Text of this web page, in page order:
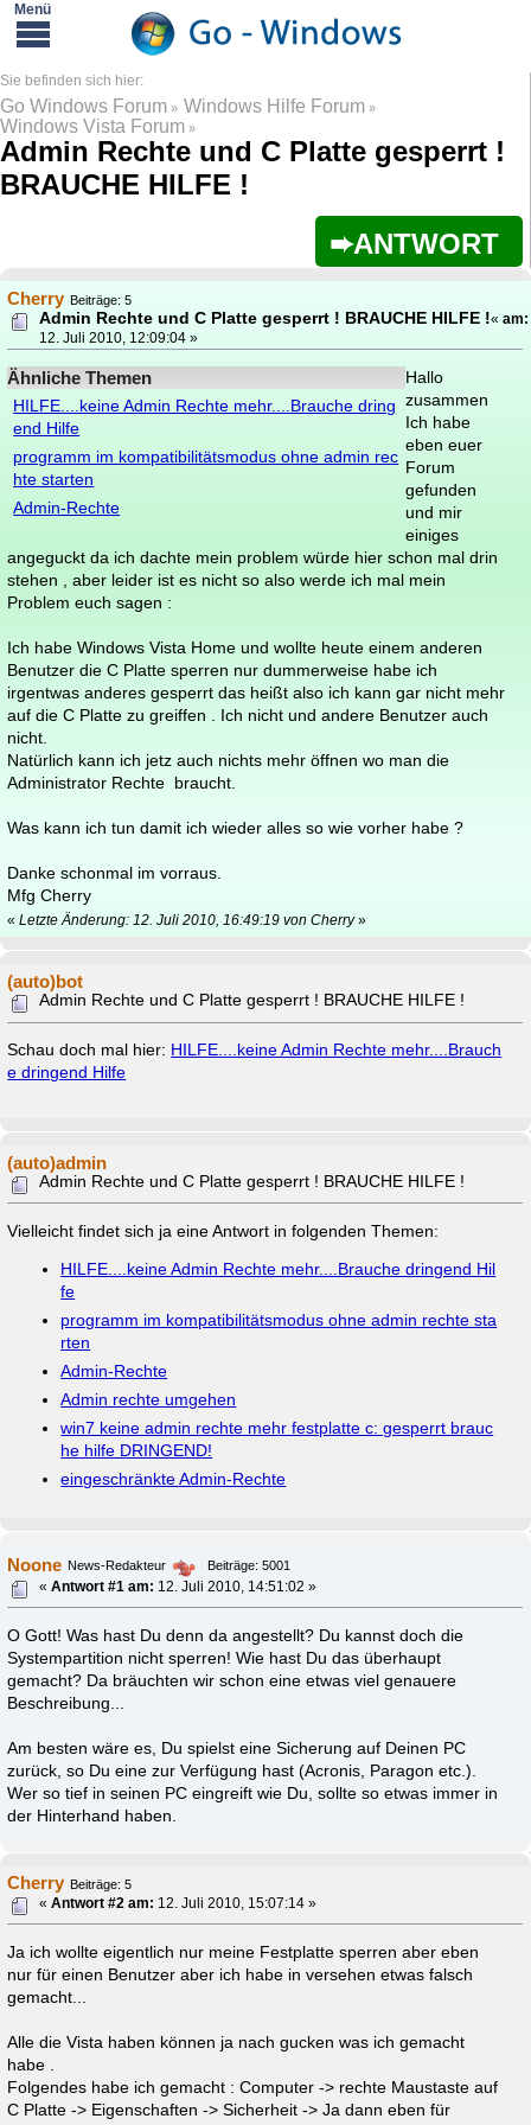
Go Windows Forum » Windows Hilfe Forum »
Windows Vista Forum »
Admin Rechte und C Platte gesperrt !
BRAUCHE HILFE !
ANTWORT
Cherry Beiträge: 5
Admin Rechte und C Platte gesperrt ! BRAUCHE HILFE !«am:
12. Juli 2010, 12:09:04 »
Ähnliche Themen
HILFE....keine Admin Rechte mehr....Brauche dring
end Hilfe
programm im kompatibilitätsmodus ohne admin rec
hte starten
Admin-Rechte
Hallo
zusammen
Ich habe
eben euer
Forum
gefunden
und mir
einiges
angeguckt da ich dachte mein problem würde hier schon mal drin
stehen , aber leider ist es nicht so also werde ich mal mein
Problem euch sagen :
Ich habe Windows Vista Home und wollte heute einem anderen
Benutzer die C Platte sperren nur dummerweise habe ich
irgentwas anderes gesperrt das heißt also ich kann gar nicht mehr
auf die C Platte zu greiffen . Ich nicht und andere Benutzer auch
nicht.
Natürlich kann ich jetz auch nichts mehr öffnen wo man die
Administrator Rechte braucht.
Was kann ich tun damit ich wieder alles so wie vorher habe ?
Danke schonmal im vorraus.
Mfg Cherry
«Letzte Änderung: 12. Juli 2010, 16:49:19 von Cherry»
(auto)bot
Admin Rechte und C Platte gesperrt ! BRAUCHE HILFE !
Schau doch mal hier: HILFE....keine Admin Rechte mehr....Brauch
e dringend Hilfe
(auto)admin
Admin Rechte und C Platte gesperrt ! BRAUCHE HILFE !
Vielleicht findet sich ja eine Antwort in folgenden Themen:
HILFE....keine Admin Rechte mehr....Brauche dringend Hil
fe
programm im kompatibilitätsmodus ohne admin rechte sta
rten
Admin-Rechte
Admin rechte umgehen
win7 keine admin rechte mehr festplatte c: gesperrt brauc
he hilfe DRINGEND!
eingeschränkte Admin-Rechte
Noone News-Redakteur
Beiträge: 5001
«Antwort #1 am: 12. Juli 2010, 14:51:02 »
O Gott! Was hast Du denn da angestellt? Du kannst doch die
Systempartition nicht sperren! Wie hast Du das überhaupt
gemacht? Da bräuchten wir schon eine etwas viel genauere
Beschreibung...
Am besten wäre es, Du spielst eine Sicherung auf Deinen PC
zurück, so Du eine zur Verfügung hast (Acronis, Paragon etc.).
Wer so tief in seinen PC eingreift wie Du, sollte so etwas immer in
der Hinterhand haben.
Cherry Beiträge: 5
«Antwort #2 am: 12. Juli 2010, 15:07:14 »
Ja ich wollte eigentlich nur meine Festplatte sperren aber eben
nur für einen Benutzer aber ich habe in versehen etwas falsch
gemacht...
Alle die Vista haben können ja nach gucken was ich gemacht
habe .
Folgendes habe ich gemacht : Computer -> rechte Maustaste auf
C Platte -> Eigenschaften -> Sicherheit -> Ja dann eben für